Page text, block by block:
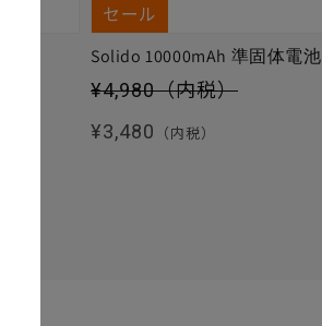
セール
Solido 10000mAh 準固体電池
セール価格
¥4,980（内税）
通常価格
¥3,480 （内税）